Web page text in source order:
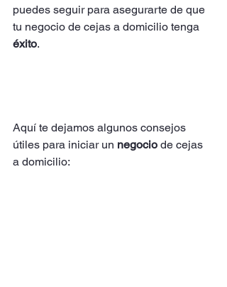
puedes seguir para asegurarte de que
tu negocio de cejas a domicilio tenga
éxito.
Aquí te dejamos algunos consejos
útiles para iniciar un negocio de cejas
a domicilio: